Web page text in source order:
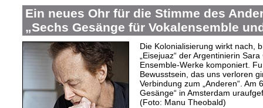
Ein neues Ohr für die Stimme des
„Sechs Gesänge für Vokalensemble
Die Kolonialisierung wirkt nach,
„Eisejuaz“ der Argentinierin
Ensemble-Werke komponiert.
Bewusstsein, das uns verloren
Verbindung zum „Anderen“. Am
Gesänge“ in Amsterdam
(Foto: Manu Theobald)